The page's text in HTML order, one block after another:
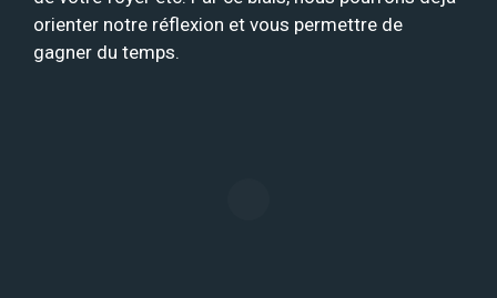
orienter notre réflexion et vous permettre de
gagner du temps.